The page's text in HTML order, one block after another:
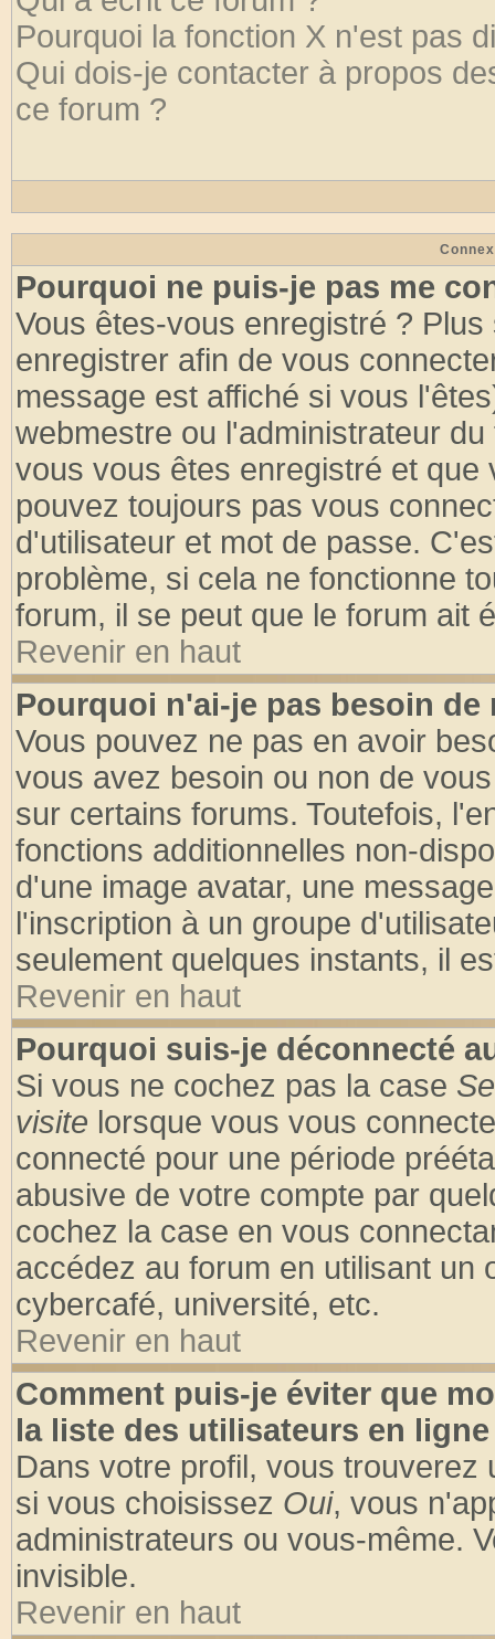
Pourquoi la fonction X n'est pas
Qui dois-je contacter à propos
ce forum ?
Pourquoi ne puis-je pas me
Vous êtes-vous enregistré ?
enregistrer afin de vous
message est affiché si vous
webmestre ou l'administrateur
vous vous êtes enregistré et
pouvez toujours pas vous
d'utilisateur et mot de passe.
problème, si cela ne fonctionne
forum, il se peut que le forum ait
Revenir en haut
Pourquoi n'ai-je pas besoin de
Vous pouvez ne pas en avoir
vous avez besoin ou non de
sur certains forums. Toutefois,
fonctions additionnelles non-
d'une image avatar, une
l'inscription à un groupe
seulement quelques instants, il
Revenir en haut
Pourquoi suis-je déconnecté
Si vous ne cochez pas la case
visite lorsque vous vous
connecté pour une période
abusive de votre compte par
cochez la case en vous
accédez au forum en utilisant un
cybercafé, université, etc.
Revenir en haut
Comment puis-je éviter que
la liste des utilisateurs en
Dans votre profil, vous trouverez
si vous choisissez Oui, vous
administrateurs ou vous-même.
invisible.
Revenir en haut